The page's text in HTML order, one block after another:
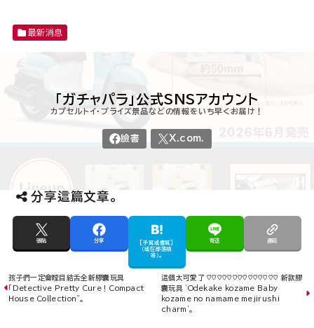
最新消息
分享這篇文章。
張貼 分享
[手寫或書寫]
（或在部落格
等）。
寄送 連結
孩子們一定會瞠目結舌全新膠囊玩具
「Detective Pretty Cure！Compact
House Collection"。
這個太可愛了 ♡♡♡♡♡♡♡♡♡♡♡♡♡♡ 新款膠
囊玩具 'Odekake kozame Baby
kozame no namame mejirushi
charm'。